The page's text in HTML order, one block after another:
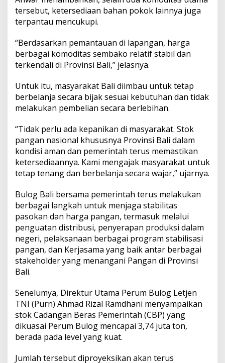
y
a
k
o
r
n
d
i
B
i
M
a
s
h
m
a
n
tersebut, ketersediaan bahan pokok lainnya juga
terpantau mencukupi.
“Berdasarkan pemantauan di lapangan, harga
berbagai komoditas sembako relatif stabil dan
terkendali di Provinsi Bali,” jelasnya.
Untuk itu, masyarakat Bali diimbau untuk tetap
berbelanja secara bijak sesuai kebutuhan dan tidak
melakukan pembelian secara berlebihan.
“Tidak perlu ada kepanikan di masyarakat. Stok
pangan nasional khususnya Provinsi Bali dalam
kondisi aman dan pemerintah terus memastikan
ketersediaannya. Kami mengajak masyarakat untuk
tetap tenang dan berbelanja secara wajar,” ujarnya.
Bulog Bali bersama pemerintah terus melakukan
berbagai langkah untuk menjaga stabilitas
pasokan dan harga pangan, termasuk melalui
penguatan distribusi, penyerapan produksi dalam
negeri, pelaksanaan berbagai program stabilisasi
pangan, dan Kerjasama yang baik antar berbagai
stakeholder yang menangani Pangan di Provinsi
Bali.
Senelumya, Direktur Utama Perum Bulog Letjen
TNI (Purn) Ahmad Rizal Ramdhani menyampaikan
stok Cadangan Beras Pemerintah (CBP) yang
dikuasai Perum Bulog mencapai 3,74 juta ton,
berada pada level yang kuat.
Jumlah tersebut diproyeksikan akan terus